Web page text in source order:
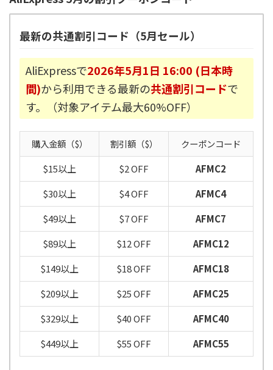
最新の共通割引コード（5月セール）
AliExpressで2026年5月1日 16:00 (日本時
間)から利用できる最新の共通割引コードで
す。（対象アイテム最大60%OFF）
購入金額（$） 割引額（$）
クーポンコード
$15以上
$2 OFF
AFMC2
$30以上
$4 OFF
AFMC4
$49以上
$7 OFF
AFMC7
$89以上
$12 OFF
AFMC12
$149以上
$18 OFF
AFMC18
$209以上
$25 OFF
AFMC25
$329以上
$40 OFF
AFMC40
$449以上
$55 OFF AFMC55